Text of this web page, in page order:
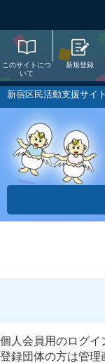
このサイトにつ
いて
新規登録
新宿区民活動支援サイ
個人会員用のログイ
登録団体の方は管理